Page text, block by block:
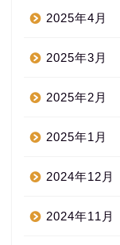
2025年4月
2025年3月
2025年2月
2025年1月
2024年12月
2024年11月